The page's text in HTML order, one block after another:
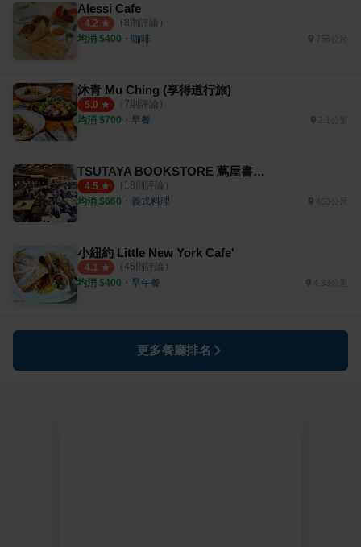
Alessi Cafe
4.2 （ 8則評論）
均消 $400 ・ 咖啡 756公尺
沐青 Mu Ching (享得道行旅)
5.0 （ 7則評論）
均消 $700 ・ 早餐
TSUTAYA BOOKSTORE 蔦屋書店 臺中市政店
4.5 （ 18則評論）
均消 $660 ・ 義式料理 453公尺
小紐約 Little New York Cafe'
4.1 （ 45則評論）
均消 $400 ・ 早午餐
更多餐廳排名